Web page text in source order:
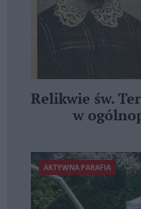
Relikwie św.
w
AKTYWNA PARAFIA